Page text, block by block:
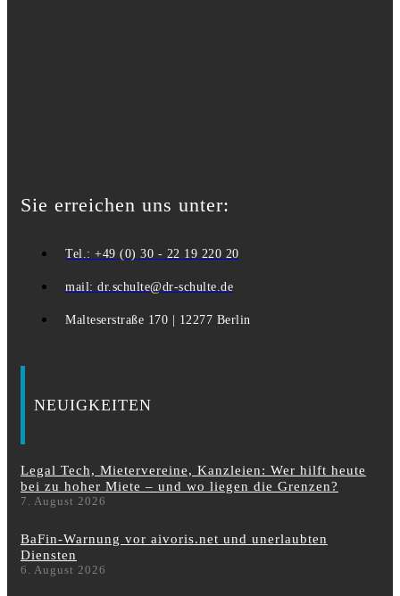
Sie erreichen uns unter:
Tel.: +49 (0) 30 - 22 19 220 20
mail: dr.schulte@dr-schulte.de
Malteserstraße 170 | 12277 Berlin
NEUIGKEITEN
Legal Tech, Mietervereine, Kanzleien: Wer hilft heute
bei zu hoher Miete – und wo liegen die Grenzen?
7. August 2026
BaFin-Warnung vor aivoris.net und unerlaubten
Diensten
6. August 2026